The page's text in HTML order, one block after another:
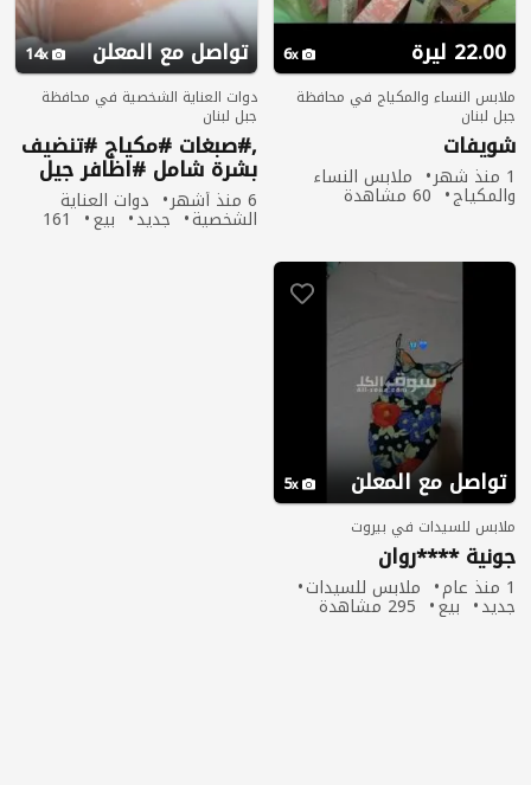
22.00 ليرة 6
ملابس النساء والمكياج في محافظة
جبل لبنان
شويفات
1 منذ شهر ملابس النساء
والمكياج 60 مشاهدة
تواصل مع المعلن 14
دوات العناية الشخصية في محافظة
جبل لبنان
,#صبغات #مكياج #تنضيف
بشرة شامل #اظافر جيل
#تنضيف حواجب
6 منذ أشهر دوات العناية
الشخصية جديد بيع 161
تواصل مع المعلن 5
ملابس للسيدات في بيروت
جونية ****روان
1 منذ عام ملابس للسيدات
جديد بيع 295 مشاهدة